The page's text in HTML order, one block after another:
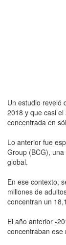
Un estudio reveló
2018 y que casi
concentrada en
Lo anterior fue
Group (BCG),
global.
En ese contexto,
millones de
concentran un
El año anterior -
concentraban ese